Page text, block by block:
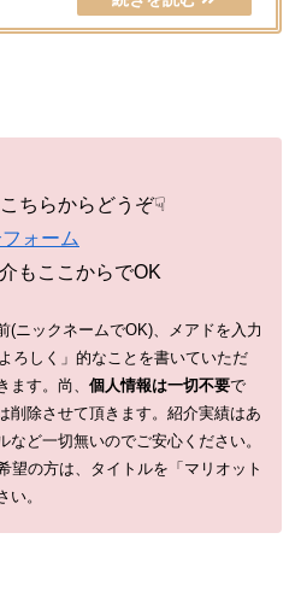
ちらからどうぞ☟
ォーム
もここからでOK
ニックネームでOK)、メアドを入力
ろしく」的なことを書いていただ
ます。尚、 個人情報は一切不要で
削除させて頂きます。紹介実績はあ
など一切無いのでご安心ください。
の方は、タイトルを「マリオット
。